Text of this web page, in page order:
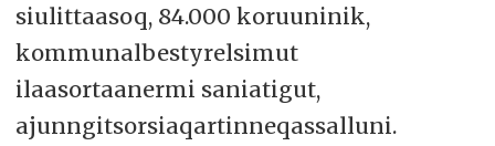
siulittaasoq, 84.000 koruuninik,
kommunalbestyrelsimut
ilaasortaanermi saniatigut,
ajunngitsorsiaqartinneqassalluni.